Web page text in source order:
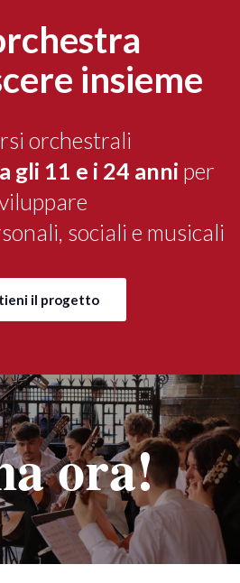
insieme
orchestrali
gli 11 e i 24 anni per
sociali e musicali
il progetto
ora!